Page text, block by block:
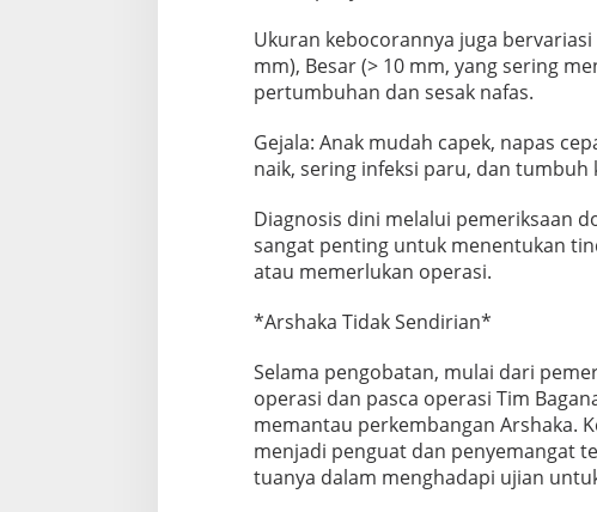
Ukuran kebocorannya juga bervariasi
mm), Besar (> 10 mm, yang sering
pertumbuhan dan sesak nafas.
Gejala: Anak mudah capek, napas
naik, sering infeksi paru, dan tumbuh
Diagnosis dini melalui pemeriksaan
sangat penting untuk menentukan
atau memerlukan operasi.
*Arshaka Tidak Sendirian*
Selama pengobatan, mulai dari
operasi dan pasca operasi Tim
memantau perkembangan Arshaka.
menjadi penguat dan penyemangat
tuanya dalam menghadapi ujian